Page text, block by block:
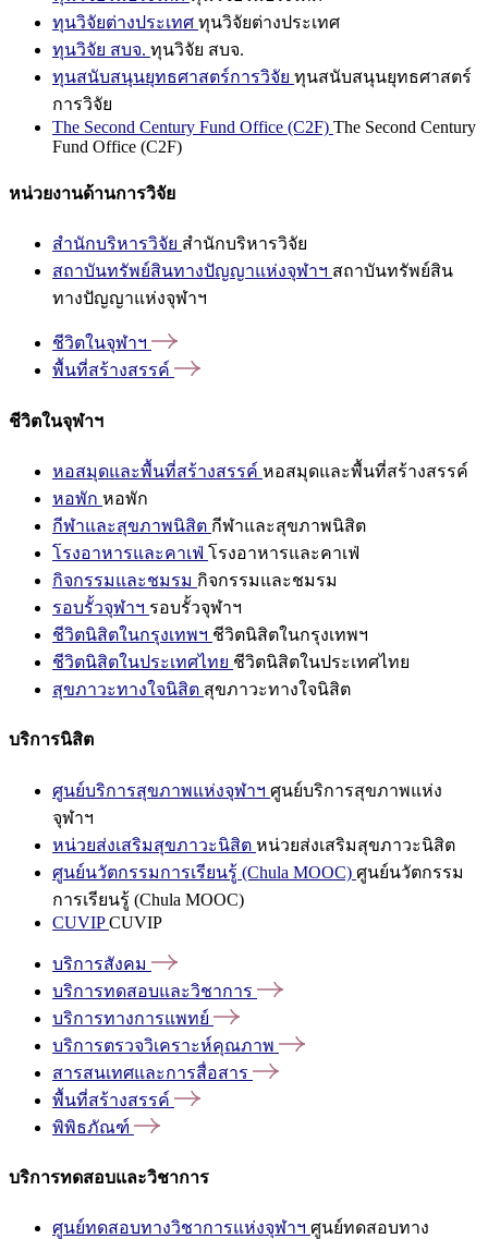
ทุนวิจัยต่างประเทศ ทุนวิจัยต่างประเทศ
ทุนวิจัย สบจ. ทุนวิจัย สบจ.
ทุนสนับสนุนยุทธศาสตร์การวิจัย ทุนสนับสนุนยุทธศาสตร์
การวิจัย
The Second Century Fund Office (C2F) The Second Century
Fund Office (C2F)
หน่วยงานด้านการวิจัย
สำนักบริหารวิจัย สำนักบริหารวิจัย
สถาบันทรัพย์สินทางปัญญาแห่งจุฬาฯ สถาบันทรัพย์สิน
ทางปัญญาแห่งจุฬาฯ
ชีวิตในจุฬาฯ
พื้นที่สร้างสรรค์
ชีวิตในจุฬาฯ
หอสมุดและพื้นที่สร้างสรรค์ หอสมุดและพื้นที่สร้างสรรค์
หอพัก หอพัก
กีฬาและสุขภาพนิสิต กีฬาและสุขภาพนิสิต
โรงอาหารและคาเฟ่ โรงอาหารและคาเฟ่
กิจกรรมและชมรม กิจกรรมและชมรม
รอบรั้วจุฬาฯ รอบรั้วจุฬาฯ
ชีวิตนิสิตในกรุงเทพฯ ชีวิตนิสิตในกรุงเทพฯ
ชีวิตนิสิตในประเทศไทย ชีวิตนิสิตในประเทศไทย
สุขภาวะทางใจนิสิต สุขภาวะทางใจนิสิต
บริการนิสิต
ศูนย์บริการสุขภาพแห่งจุฬาฯ ศูนย์บริการสุขภาพแห่ง
จุฬาฯ
หน่วยส่งเสริมสุขภาวะนิสิต หน่วยส่งเสริมสุขภาวะนิสิต
ศูนย์นวัตกรรมการเรียนรู้ (Chula MOOC) ศูนย์นวัตกรรม
การเรียนรู้ (Chula MOOC)
CUVIPCUVIP
บริการสังคม
บริการทดสอบและวิชาการ
บริการทางการแพทย์
บริการตรวจวิเคราะห์คุณภาพ
สารสนเทศและการสื่อสาร
พื้นที่สร้างสรรค์
พิพิธภัณฑ์
บริการทดสอบและวิชาการ
ศูนย์ทดสอบทางวิชาการแห่งจุฬาฯ ศูนย์ทดสอบทาง